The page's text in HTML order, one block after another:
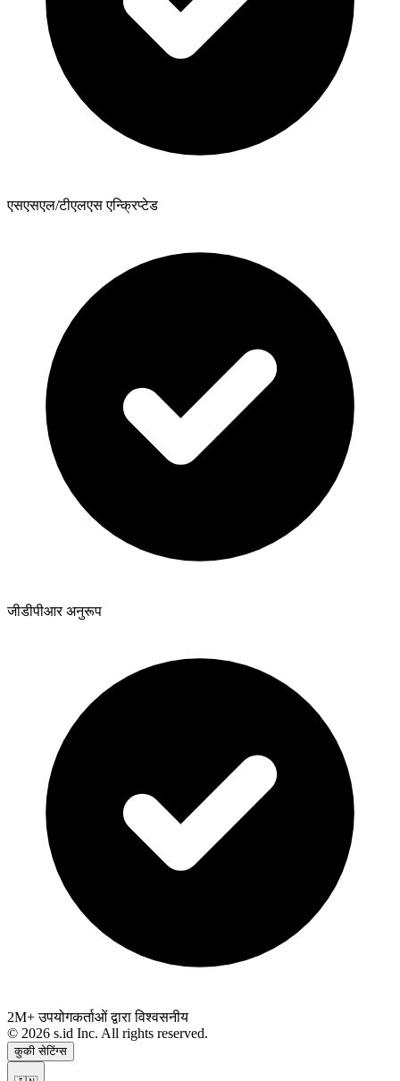
एसएसएल/टीएलएस एन्क्रिप्टेड
जीडीपीआर अनुरूप
2M+ उपयोगकर्ताओं द्वारा विश्वसनीय
© 2026 s.id Inc. All rights reserved.
कुकी सेटिंग्स